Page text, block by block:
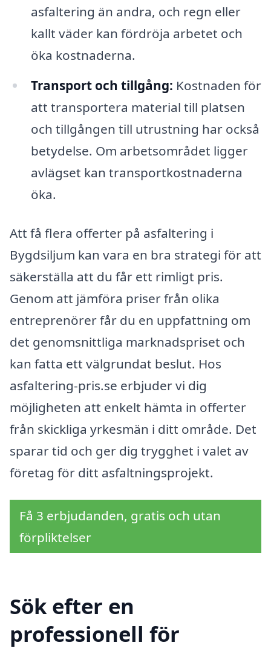
asfaltering än andra, och regn eller
kallt väder kan fördröja arbetet och
öka kostnaderna.
Transport och tillgång: Kostnaden för
att transportera material till platsen
och tillgången till utrustning har också
betydelse. Om arbetsområdet ligger
avlägset kan transportkostnaderna
öka.
Att få flera offerter på asfaltering i
Bygdsiljum kan vara en bra strategi för att
säkerställa att du får ett rimligt pris.
Genom att jämföra priser från olika
entreprenörer får du en uppfattning om
det genomsnittliga marknadspriset och
kan fatta ett välgrundat beslut. Hos
asfaltering-pris.se erbjuder vi dig
möjligheten att enkelt hämta in offerter
från skickliga yrkesmän i ditt område. Det
sparar tid och ger dig trygghet i valet av
företag för ditt asfaltningsprojekt.
Få 3 erbjudanden, gratis och utan
förpliktelser
Sök efter en
professionell för